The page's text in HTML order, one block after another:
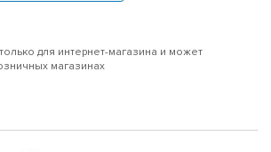
для интернет-магазина и может
магазинах